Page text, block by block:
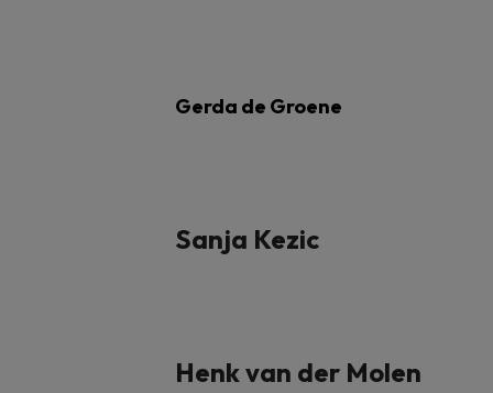
Gerda de Groene
Sanja Kezic
Henk van der Molen